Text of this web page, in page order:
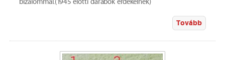
bizalommal.(1945 előtti darabok érdekelnek)
Tovább